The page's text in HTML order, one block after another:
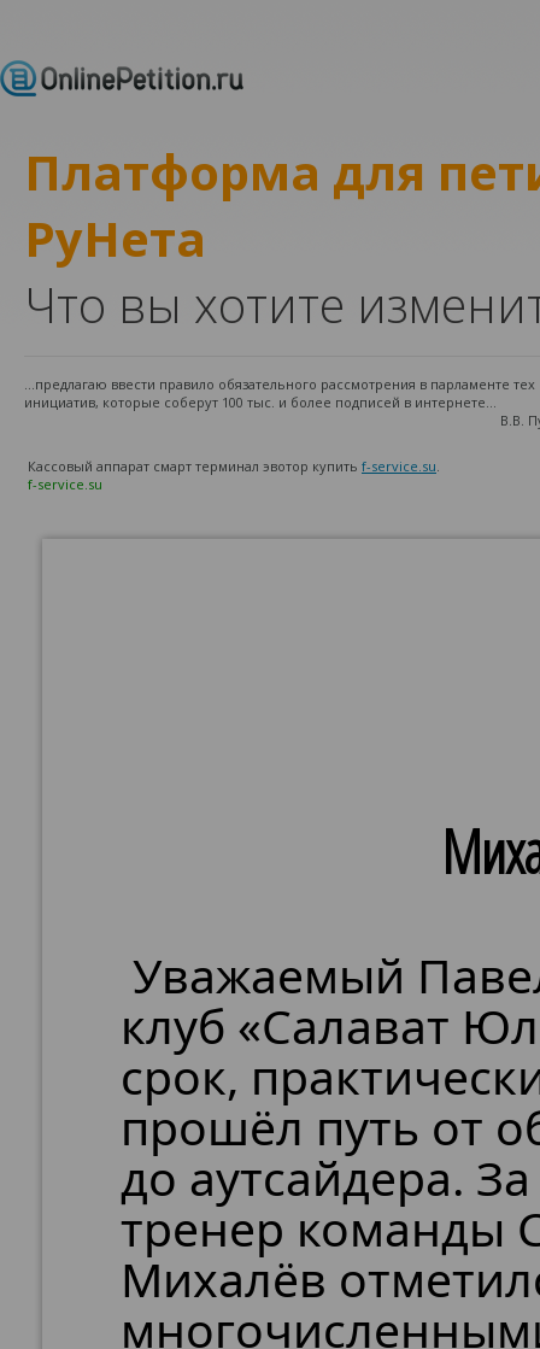
Платформа для
РуНета
Что вы хотите
...предлагаю ввести правило обязательного рассмотрения в парламенте
инициатив, которые соберут 100 тыс. и более подписей в интернете...
В.В.
Кассовый аппарат смарт терминал эвотор купить f-service.su.
f-service.su
Уважаемый
клуб «Салават
срок,
прошёл путь от
до аутсайдера.
тренер команды
Михалёв